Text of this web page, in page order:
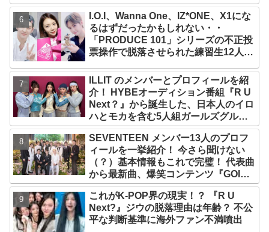
す姿がかわいい
I.O.I、Wanna One、IZ*ONE、X1にな
るはずだったかもしれない・・
「PRODUCE 101」シリーズの不正投
票操作で脱落させられた練習生12人の
ILLIT のメンバーとプロフィールを紹
介！ HYBEオーディション番組『R U
Next？』から誕生した、日本人のイロ
ハとモカを含む5人組ガールズグルー
プ！ デビュー曲「Magnetic」がいき
なりの大ヒット
SEVENTEEN メンバー13人のプロフ
ィールを一挙紹介！ 今さら聞けない
（？）基本情報もこれで完璧！ 代表曲
から最新曲、爆笑コンテンツ『GOING
SEVENTEEN』まで・・VERY NICE
な魅力が満載
これがK-POP界の現実！？ 『R U
Next?』ジウの脱落理由は年齢？ 不公
平な判断基準に海外ファン不満噴出